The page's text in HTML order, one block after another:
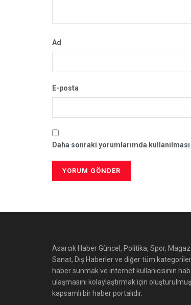
Ad
E-posta
Daha sonraki yorumlarımda
Asarcık Haber Güncel, Politika, Spor,
Sanat, Dış Haberler ve diğer tüm
haber sunmak ve internet kullanıcısının
ulaşmasını kolaylaştırmak için
kapsamlı bir haber portalıdır.